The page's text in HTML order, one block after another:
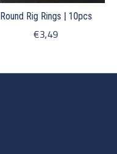
Round Rig Rings | 10pcs
€3,49